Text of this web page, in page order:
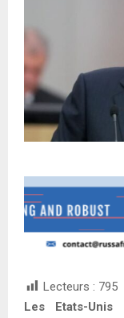
Lecteurs : 795
Les Etats-Unis